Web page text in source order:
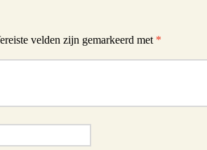
velden zijn gemarkeerd met *